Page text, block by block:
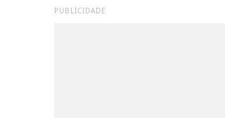
PUBLICIDADE